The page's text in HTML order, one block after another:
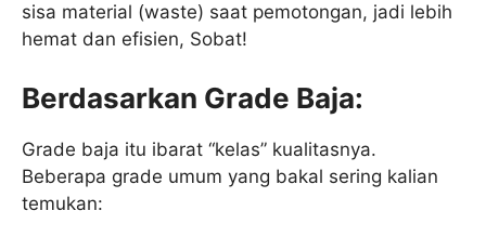
sisa material (waste) saat pemotongan, jadi lebih
hemat dan efisien, Sobat!
Berdasarkan Grade Baja:
Grade baja itu ibarat “kelas” kualitasnya.
Beberapa grade umum yang bakal sering kalian
temukan: